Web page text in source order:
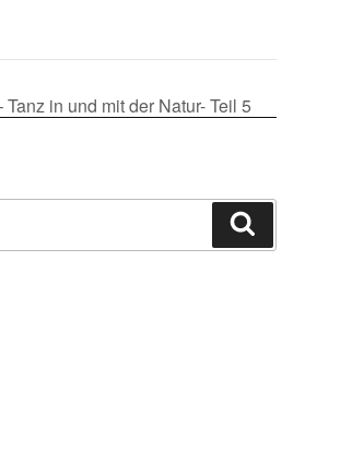
in und mit der Natur- Teil 5